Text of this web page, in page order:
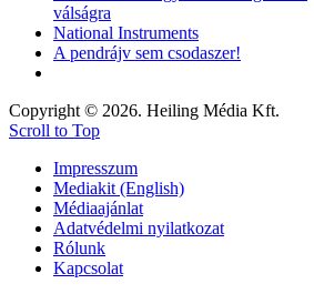
válságra
National Instruments
A pendrájv sem csodaszer!
Copyright © 2026. Heiling Média Kft.
Scroll to Top
Impresszum
Mediakit (English)
Médiaajánlat
Adatvédelmi nyilatkozat
Rólunk
Kapcsolat